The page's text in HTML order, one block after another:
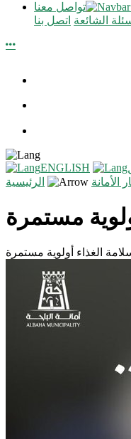
تواصل معنا
اتصل بنا الشائعة
ENGLISH
الرئيسية
الأمانة
مستمرة
الغذاء أولوية مستمرة